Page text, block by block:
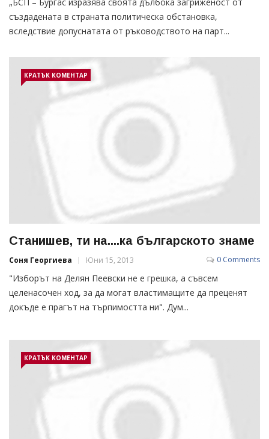
създадената в страната политическа обстановка,
вследствие допуснатата от ръководството на парт...
КРАТЪК КОМЕНТАР
Станишев, ти на....ка българското знаме
Соня Георгиева Юни 15, 2013 0 Comments
"Изборът на Делян Пеевски не е грешка, а съвсем
целенасочен ход, за да могат властимащите да преценят
докъде е прагът на търпимостта ни". Дум...
КРАТЪК КОМЕНТАР